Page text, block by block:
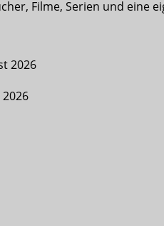
Filme, Serien und eine
2026